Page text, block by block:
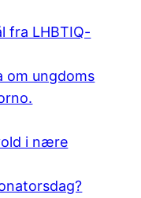
fra LHBTIQ-
om ungdoms
i nære